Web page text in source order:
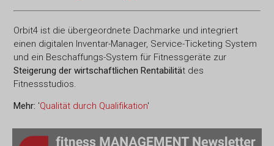
Orbit4 ist die übergeordnete Dachmarke und integriert
einen digitalen Inventar-Manager, Service-Ticketing System
und ein Beschaffungs-System für Fitnessgeräte zur
Steigerung der wirtschaftlichen Rentabilität des
Fitnessstudios.
Mehr: 'Qualität durch Qualifikation'